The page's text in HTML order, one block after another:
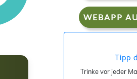
WEBAPP
Tipp
Trinke vor jeder